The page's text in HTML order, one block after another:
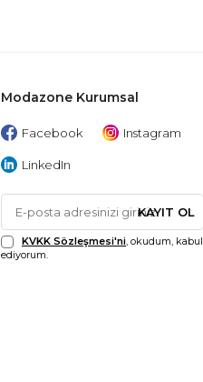
Modazone Kurumsal
Facebook Instagram
LinkedIn
KAYIT OL
KVKK Sözleşmesi'ni, okudum, kabul
ediyorum.